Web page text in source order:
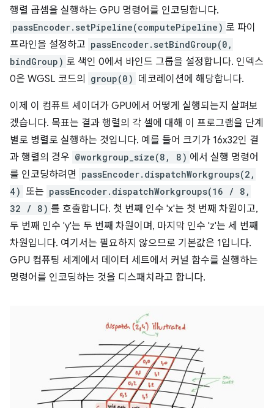
행렬 곱셈을 실행하는 GPU 명령어를 인코딩합니다.
passEncoder.setPipeline(computePipeline) 로 파이
프라인을 설정하고 passEncoder.setBindGroup(0,
bindGroup) 로 색인 0에서 바인드 그룹을 설정합니다. 인덱스
0은 WGSL 코드의
group(0) 데코레이션에 해당합니다.
이제 이 컴퓨트 셰이더가 GPU에서 어떻게 실행되는지 살펴보
겠습니다. 목표는 결과 행렬의 각 셀에 대해 이 프로그램을 단계
별로 병렬로 실행하는 것입니다. 예를 들어 크기가 16x32인 결
과 행렬의 경우 @workgroup_size(8, 8) 에서 실행 명령어
를 인코딩하려면 passEncoder.dispatchWorkgroups(2,
4) 또는 passEncoder.dispatchWorkgroups(16 / 8,
32 / 8) 를 호출합니다. 첫 번째 인수 'x'는 첫 번째 차원이고,
두 번째 인수 'y'는 두 번째 차원이며, 마지막 인수 'z'는 세 번째
차원입니다. 여기서는 필요하지 않으므로 기본값은 1입니다.
GPU 컴퓨팅 세계에서 데이터 세트에서 커널 함수를 실행하는
명령어를 인코딩하는 것을 디스패치라고 합니다.